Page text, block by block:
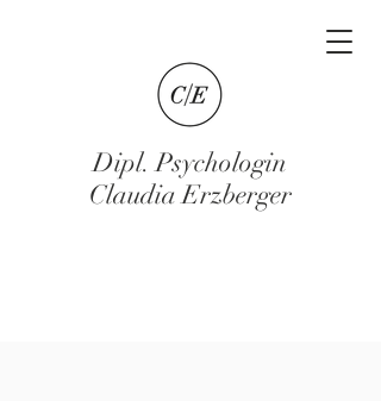
Dipl. Psychologin
Claudia Erzberger